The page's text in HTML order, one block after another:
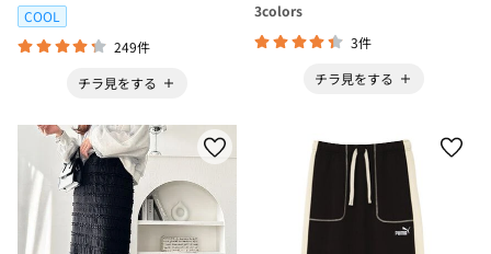
COOL
249件
チラ見をする
3colors
3件
チラ見をする